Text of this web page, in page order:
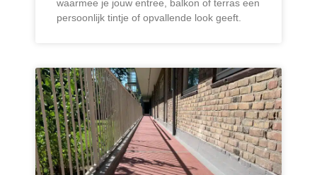
waarmee je jouw entree, balkon of terras een
persoonlijk tintje of opvallende look geeft.